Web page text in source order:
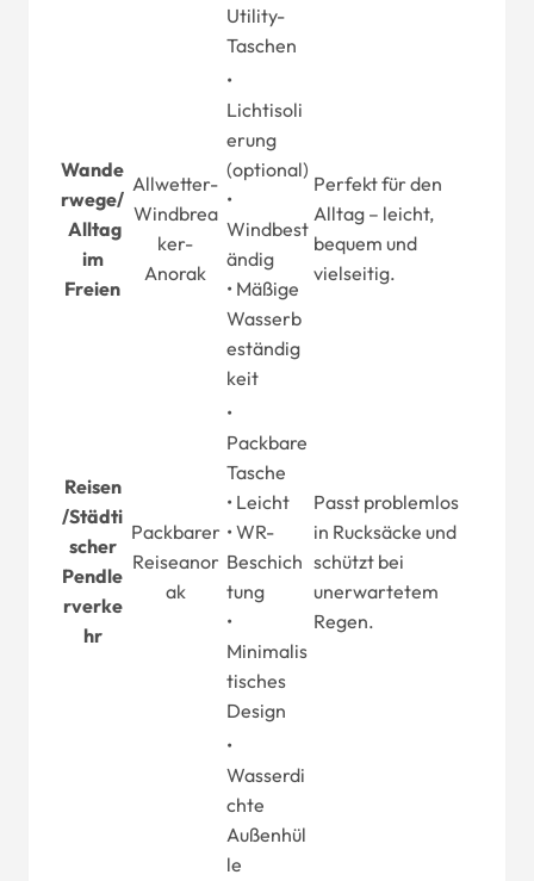
Utility-
Taschen
Wande
rwege/
Alltag
im
Freien
Allwetter-
Windbrea
ker-
Anorak
•
Lichtisoli
erung
(optional)
•
Windbest
ändig
• Mäßige
Wasserb
eständig
keit
Perfekt für den
Alltag – leicht,
bequem und
vielseitig.
Reisen
/Städti
scher
Pendle
rverke
hr
Packbarer
Reiseanor
ak
•
Packbare
Tasche
• Leicht
• WR-
Beschich
tung
•
Minimalis
tisches
Design
Passt problemlos
in Rucksäcke und
schützt bei
unerwartetem
Regen.
•
Wasserdi
chte
Außenhül
le